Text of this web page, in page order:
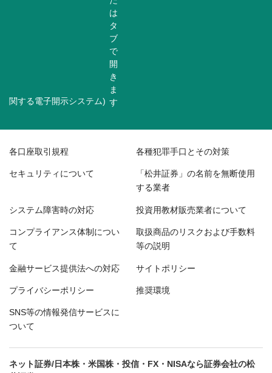
関する電子開示システム)
各口座取引規程 各種犯罪手口とその対策
セキュリティについて 「松井証券」の名前を無断使用
する業者
システム障害時の対応 投資用教材販売業者について
コンプライアンス体制につい
て
取扱商品のリスクおよび手数料
等の説明
金融サービス提供法への対応 サイトポリシー
プライバシーポリシー 推奨環境
SNS等の情報発信サービスに
ついて
ネット証券/日本株・米国株・投信・FX・NISAなら証券会社の松